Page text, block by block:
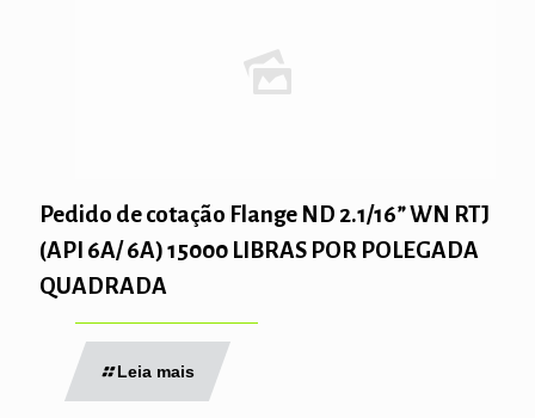
Pedido de cotação Flange ND 2.1/16” WN RTJ
(API 6A/ 6A) 15000 LIBRAS POR POLEGADA
QUADRADA
Leia mais